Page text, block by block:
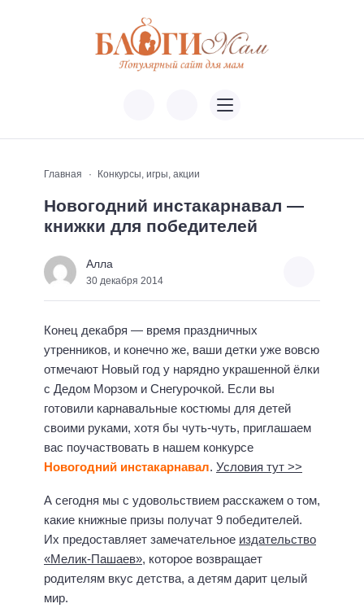
Главная Конкурсы, игры, акции
Новогодний инстакарнавал —
книжки для победителей
Алла
30 декабря 2014
Конец декабря — время праздничных
утренников, и конечно же, ваши детки уже вовсю
отмечают Новый год у нарядно украшенной ёлки
с Дедом Морзом и Снегурочкой. Если вы
готовили карнавальные костюмы для детей
своими руками, хотя бы чуть-чуть, приглашаем
вас поучаствовать в нашем конкурсе
Новогодний инстакарнавал. Условия тут >>
А сегодня мы с удовольствием расскажем о том,
какие книжные призы получат 9 победителей.
Их предоставляет замечательное издательство
«Мелик-Пашаев», которое возвращает
родителям вкус детства, а детям дарит целый
мир.